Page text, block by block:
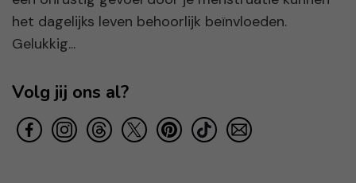
het dagelijks leven behoorlijk beïnvloeden.
Gelukkig...
Volg jij ons al?